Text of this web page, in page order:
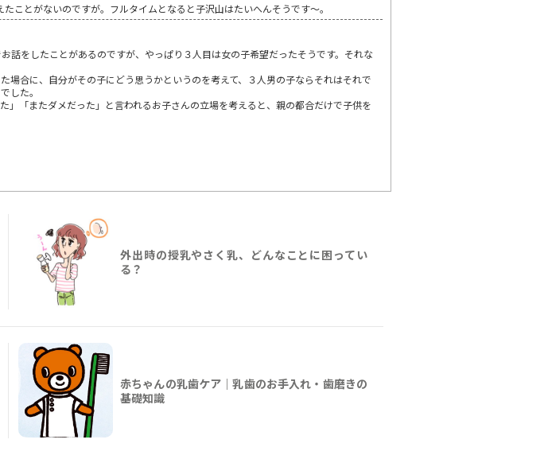
ことがないのですが。フルタイムとなると子沢山はたいへんそうです～。
話をしたことがあるのですが、やっぱり３人目は女の子希望だったそうです。それな
合に、自分がその子にどう思うかというのを考えて、３人男の子ならそれはそれで
した。
「またダメだった」と言われるお子さんの立場を考えると、親の都合だけで子供を
外出時の授乳やさく乳、どんなことに困ってい
る？
赤ちゃんの乳歯ケア｜乳歯のお手入れ・歯磨きの
基礎知識